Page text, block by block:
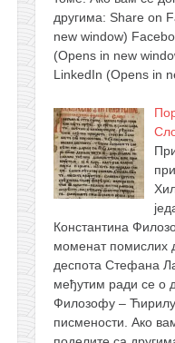
другима: Share on
new window)
(Opens in new
LinkedIn (Opens in
Константина
моменат помислих
деспота Стефана
међутим ради се о
Филозофу –
писмености. Ако